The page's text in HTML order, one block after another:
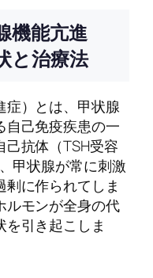
機能亢進
と治療法
症）とは、甲状腺
自己免疫疾患の一
抗体（TSH受容
甲状腺が常に刺激
に作られてしま
ルモンが全身の代
引き起こしま